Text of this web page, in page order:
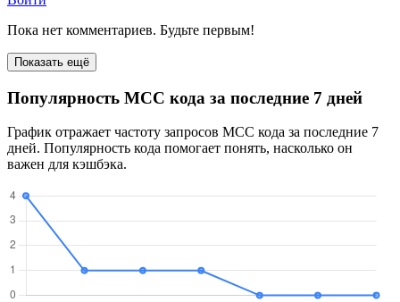
Пока нет комментариев. Будьте первым!
Показать ещё
Популярность MCC кода за последние 7 дней
График отражает частоту запросов MCC кода за последние 7
дней. Популярность кода помогает понять, насколько он
важен для кэшбэка.